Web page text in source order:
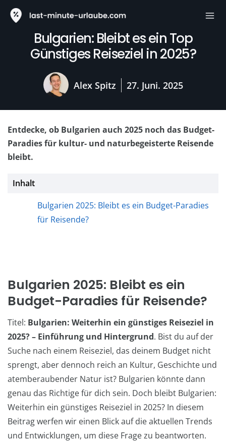
Zum
Inhalt
Bulgarien: Bleibt es ein Top
Günstiges Reiseziel in 2025?
Alex Spitz 27. Juni. 2025
Entdecke, ob Bulgarien auch 2025 noch das Budget-
Paradies für kultur- und naturbegeisterte Reisende
bleibt.
Inhalt
Bulgarien 2025: Bleibt es ein Budget-Paradies
für Reisende?
Bulgarien 2025: Bleibt es ein
Budget-Paradies für Reisende?
Titel: Bulgarien: Weiterhin ein günstiges Reiseziel in
2025? – Einführung und Hintergrund. Bist du auf der
Suche nach einem Reiseziel, das deinem Budget nicht
sprengt, aber dennoch reich an Kultur, Geschichte und
atemberaubender Natur ist? Bulgarien könnte dann
genau das Richtige für dich sein. Doch bleibt Bulgarien:
Weiterhin ein günstiges Reiseziel in 2025? In diesem
Beitrag werfen wir einen Blick auf die aktuellen Trends
und Entwicklungen, um diese Frage zu beantworten.